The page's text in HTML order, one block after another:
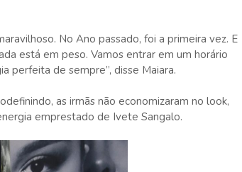
No Ano passado, foi a primeira vez. E
está em peso. Vamos entrar em um horário
perfeita de sempre”, disse Maiara.
as irmãs não economizaram no look,
emprestado de Ivete Sangalo.